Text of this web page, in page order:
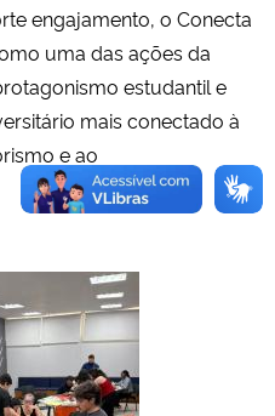
engajamento, o Conecta
uma das ações da
estudantil e
mais conectado à
e ao